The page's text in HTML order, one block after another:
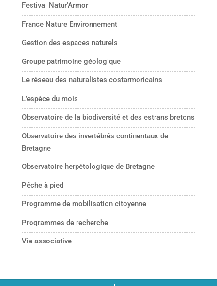
Festival Natur'Armor
France Nature Environnement
Gestion des espaces naturels
Groupe patrimoine géologique
Le réseau des naturalistes costarmoricains
L’espèce du mois
Observatoire de la biodiversité et des estrans bretons
Observatoire des invertébrés continentaux de
Bretagne
Observatoire herpétologique de Bretagne
Pêche à pied
Programme de mobilisation citoyenne
Programmes de recherche
Vie associative